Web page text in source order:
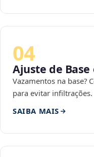
04
Ajuste de Base
Vazamentos na base?
para evitar infiltrações.
SAIBA MAIS